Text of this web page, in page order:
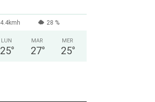
4.4kmh 28 %
LUN
25°
MAR
27°
MER
25°